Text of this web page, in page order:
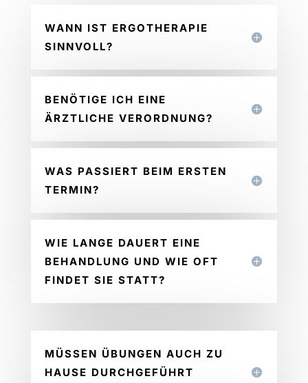
WANN IST ERGOTHERAPIE
SINNVOLL?
BENÖTIGE ICH EINE
ÄRZTLICHE VERORDNUNG?
WAS PASSIERT BEIM ERSTEN
TERMIN?
WIE LANGE DAUERT EINE
BEHANDLUNG UND WIE OFT
FINDET SIE STATT?
MÜSSEN ÜBUNGEN AUCH ZU
HAUSE DURCHGEFÜHRT